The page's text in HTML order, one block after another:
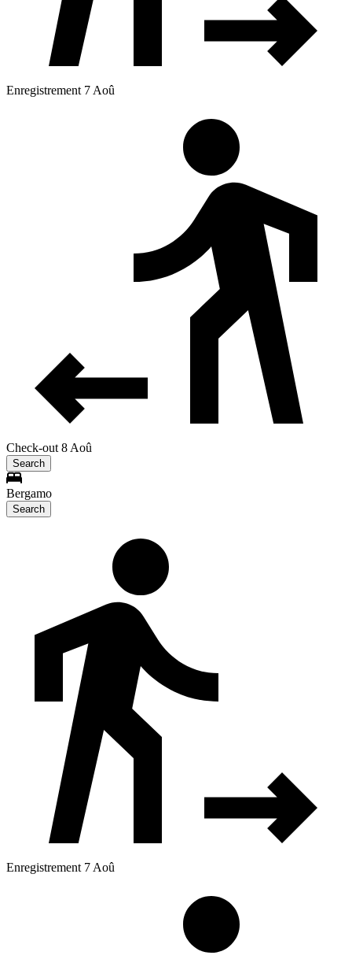
Enregistrement 7 Aoû
Check-out 8 Aoû
Search
Bergamo
Search
Enregistrement 7 Aoû